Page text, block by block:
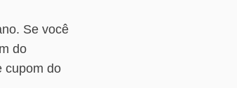
Se você
do
cupom do